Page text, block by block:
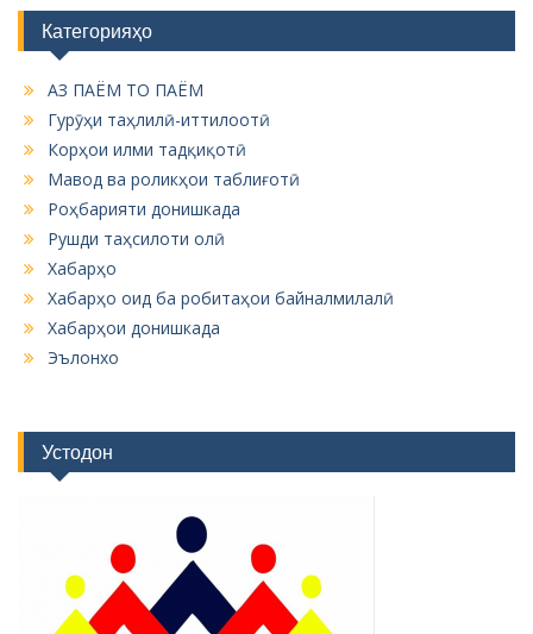
Категорияҳо
АЗ ПАЁМ ТО ПАЁМ
Гурӯҳи таҳлилӣ-иттилоотӣ
Корҳои илми тадқиқотӣ
Мавод ва роликҳои таблиғотӣ
Роҳбарияти донишкада
Рушди таҳсилоти олӣ
Хабарҳо
Хабарҳо оид ба робитаҳои байналмилалӣ
Хабарҳои донишкада
Эълонхо
Устодон